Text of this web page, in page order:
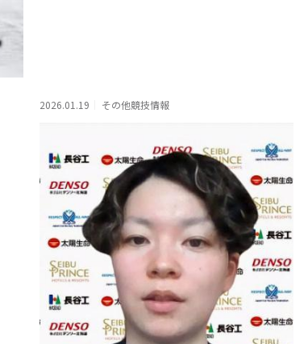
2026.01.19 その他競技情報